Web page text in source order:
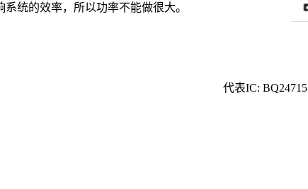
统的效率，所以功率不能做很大。
代表IC: BQ24715